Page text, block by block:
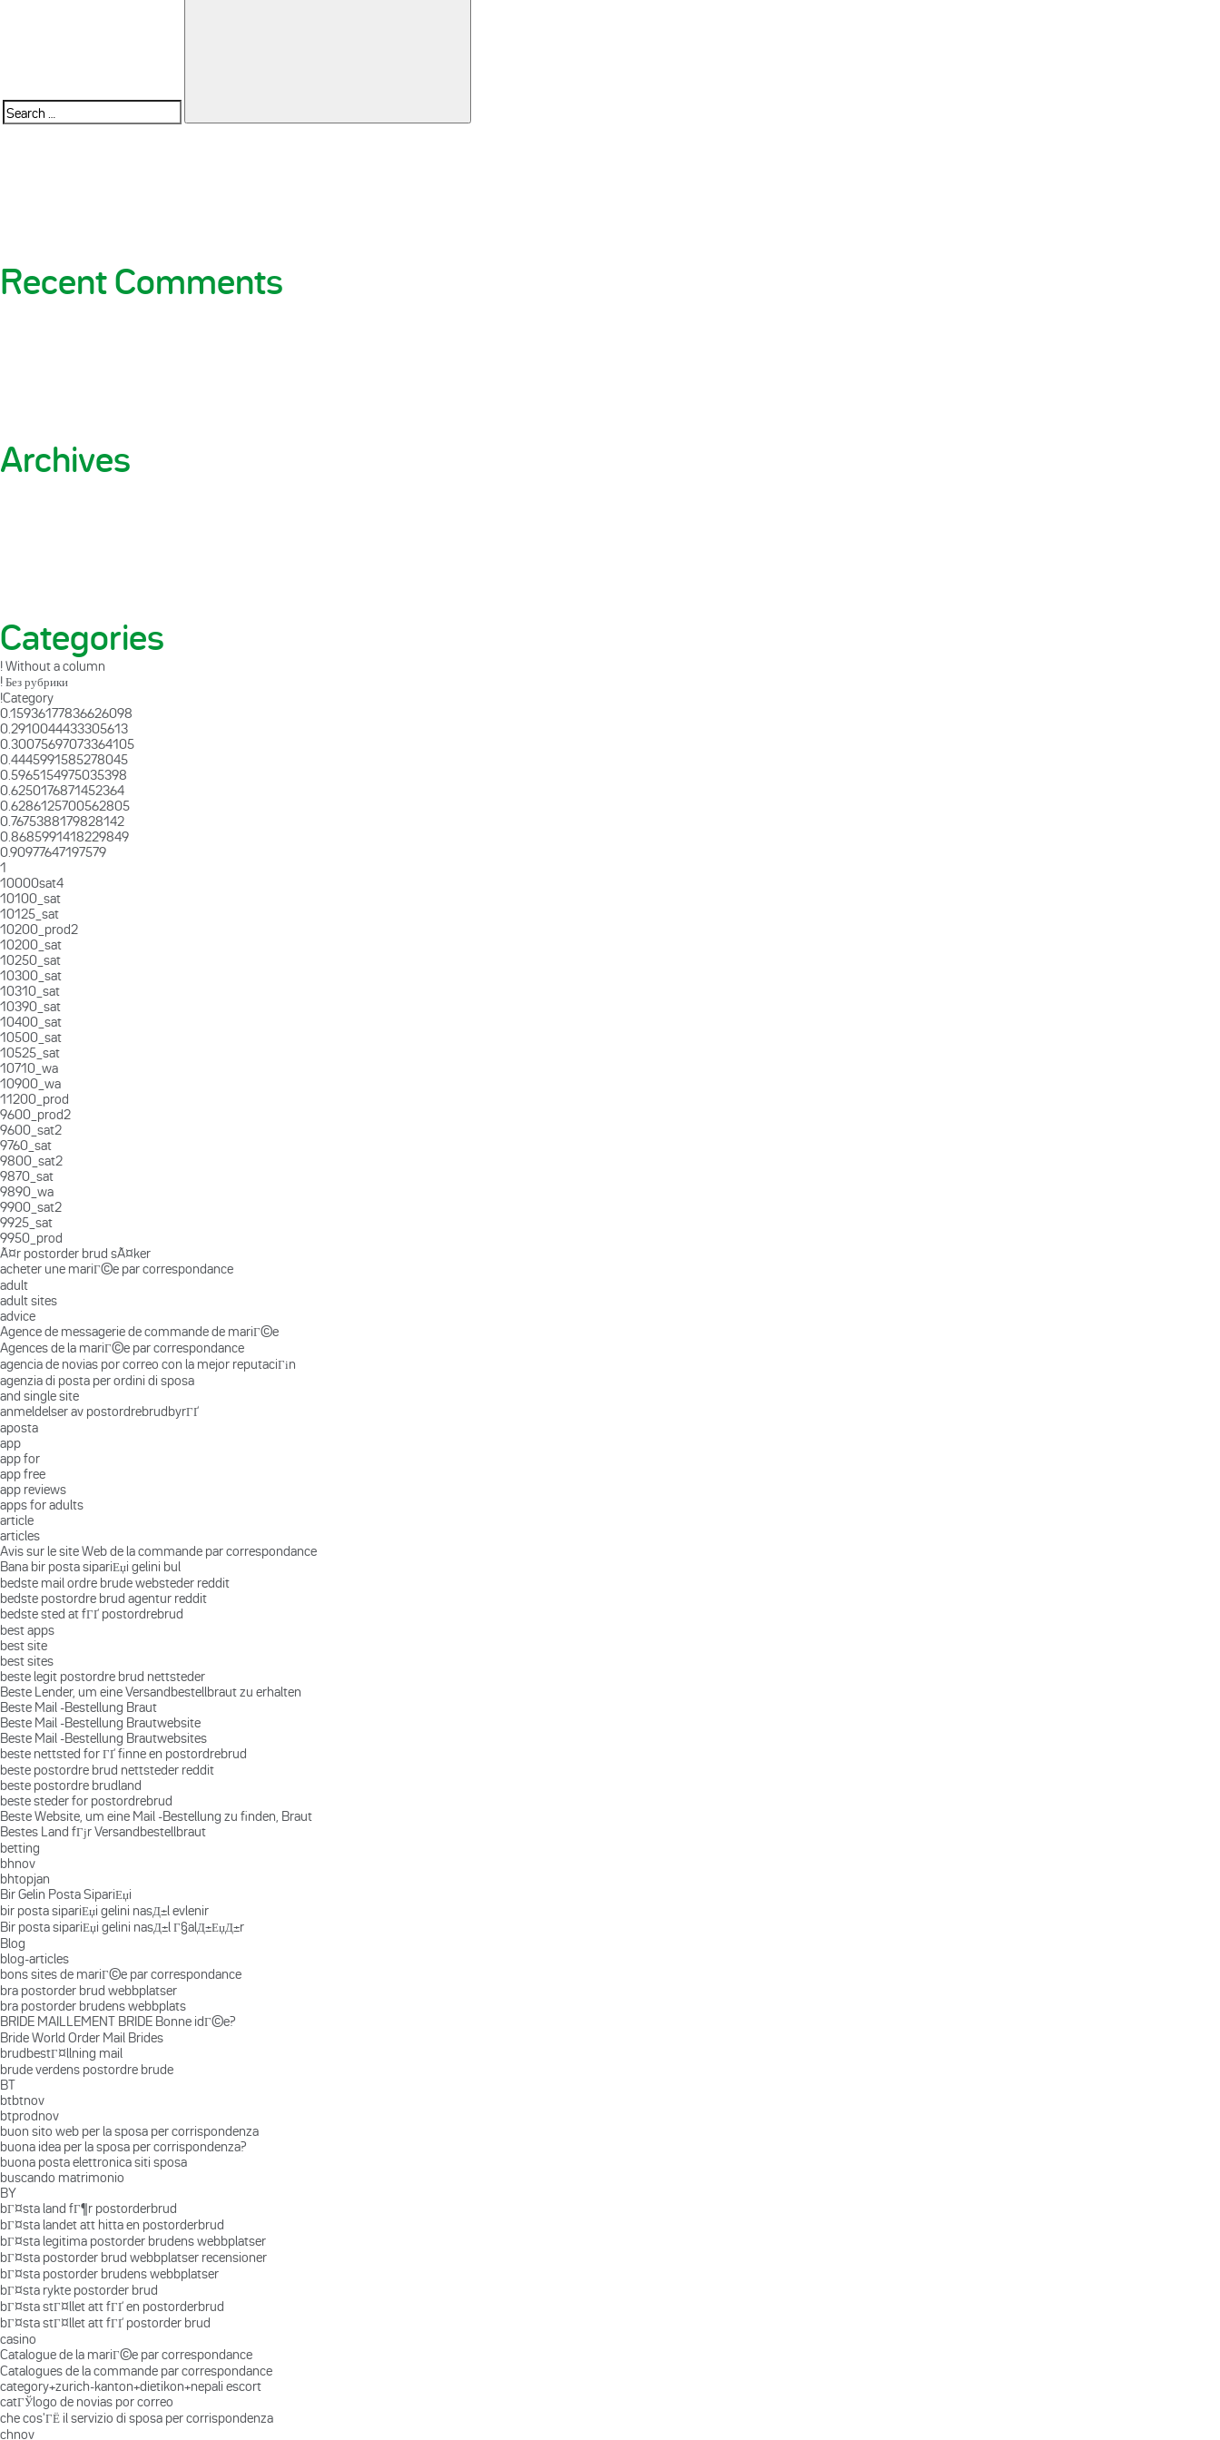
Search
Recent Comments
Archives
Categories
! Without a column
! Без рубрики
!Category
0.15936177836626098
0.2910044433305613
0.30075697073364105
0.4445991585278045
0.5965154975035398
0.6250176871452364
0.6286125700562805
0.7675388179828142
0.8685991418229849
0.90977647197579
1
10000sat4
10100_sat
10125_sat
10200_prod2
10200_sat
10250_sat
10300_sat
10310_sat
10390_sat
10400_sat
10500_sat
10525_sat
10710_wa
10900_wa
11200_prod
9600_prod2
9600_sat2
9760_sat
9800_sat2
9870_sat
9890_wa
9900_sat2
9925_sat
9950_prod
Ã¤r postorder brud sÃ¤ker
acheter une mariГ©e par correspondance
adult
adult sites
advice
Agence de messagerie de commande de mariГ©e
Agences de la mariГ©e par correspondance
agencia de novias por correo con la mejor reputaciГіn
agenzia di posta per ordini di sposa
and single site
anmeldelser av postordrebrudbyrГҐ
aposta
app
app for
app free
app reviews
apps for adults
article
articles
Avis sur le site Web de la commande par correspondance
Bana bir posta sipariЕџi gelini bul
bedste mail ordre brude websteder reddit
bedste postordre brud agentur reddit
bedste sted at fГҐ postordrebrud
best apps
best site
best sites
beste legit postordre brud nettsteder
Beste Lender, um eine Versandbestellbraut zu erhalten
Beste Mail -Bestellung Braut
Beste Mail -Bestellung Brautwebsite
Beste Mail -Bestellung Brautwebsites
beste nettsted for ГҐ finne en postordrebrud
beste postordre brud nettsteder reddit
beste postordre brudland
beste steder for postordrebrud
Beste Website, um eine Mail -Bestellung zu finden, Braut
Bestes Land fГјr Versandbestellbraut
betting
bhnov
bhtopjan
Bir Gelin Posta SipariЕџi
bir posta sipariЕџi gelini nasД±l evlenir
Bir posta sipariЕџi gelini nasД±l Г§alД±ЕџД±r
Blog
blog-articles
bons sites de mariГ©e par correspondance
bra postorder brud webbplatser
bra postorder brudens webbplats
BRIDE MAILLEMENT BRIDE Bonne idГ©e?
Bride World Order Mail Brides
brudbestГ¤llning mail
brude verdens postordre brude
BT
btbtnov
btprodnov
buon sito web per la sposa per corrispondenza
buona idea per la sposa per corrispondenza?
buona posta elettronica siti sposa
buscando matrimonio
BY
bГ¤sta land fГ¶r postorderbrud
bГ¤sta landet att hitta en postorderbrud
bГ¤sta legitima postorder brudens webbplatser
bГ¤sta postorder brud webbplatser recensioner
bГ¤sta postorder brudens webbplatser
bГ¤sta rykte postorder brud
bГ¤sta stГ¤llet att fГҐ en postorderbrud
bГ¤sta stГ¤llet att fГҐ postorder brud
casino
Catalogue de la mariГ©e par correspondance
Catalogues de la commande par correspondance
category+zurich-kanton+dietikon+nepali escort
catГЎlogo de novias por correo
che cos'ГЁ il servizio di sposa per corrispondenza
chnov